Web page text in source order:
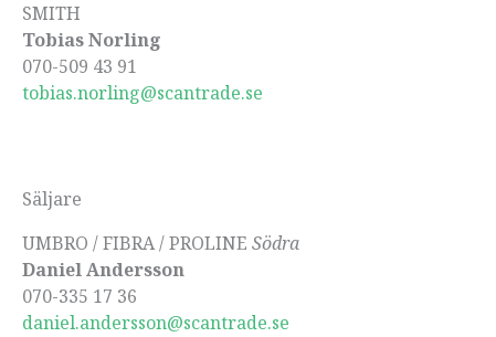
SMITH
Tobias Norling
070-509 43 91
tobias.norling@scantrade.se
Säljare
UMBRO / FIBRA / PROLINE Södra
Daniel Andersson
070-335 17 36
daniel.andersson@scantrade.se